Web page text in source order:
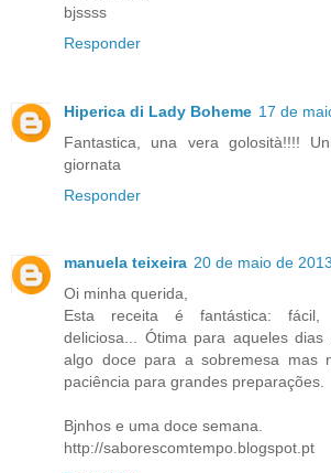
bjssss
Responder
Hiperica di Lady Boheme 17 de
Fantastica, una vera golosità!!!!
giornata
Responder
manuela teixeira 20 de maio de
Oi minha querida,
Esta receita é fantástica: fácil,
deliciosa... Ótima para aqueles
algo doce para a sobremesa mas
paciência para grandes preparações.
Bjnhos e uma doce semana.
http://saborescomtempo.blogspot.pt